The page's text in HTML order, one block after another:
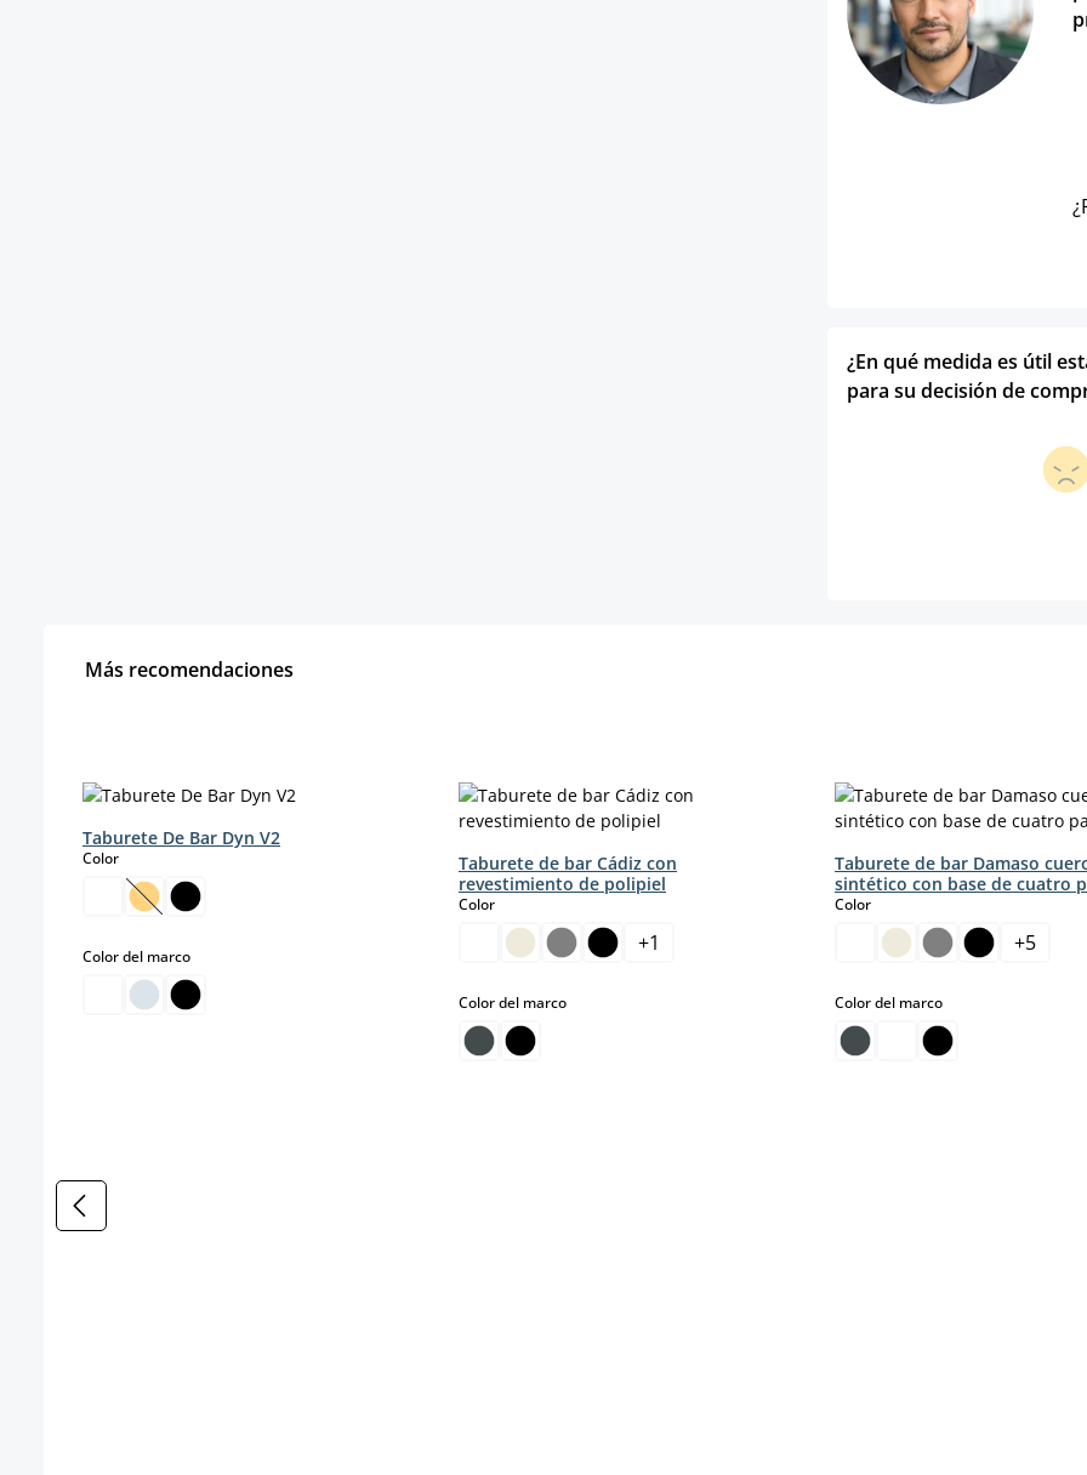
¿En qué medida es útil
para su decisión de
Más recomendaciones
Taburete De Bar Dyn V2
Colorselect
(Esta opción no está disponible en este momento.)
Color del marcoselect
Taburete de bar Cádiz con
revestimiento de polipiel
Colorselect
+1
Color del marcoselect
Taburete de bar Damaso
sintético con base de cuatro
Colorselect
+5
Color del marcoselect